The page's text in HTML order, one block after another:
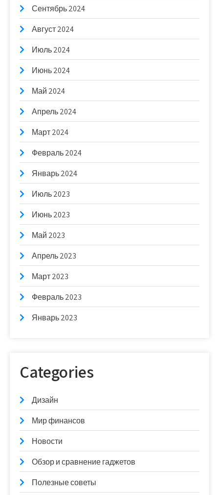
Сентябрь 2024
Август 2024
Июль 2024
Июнь 2024
Май 2024
Апрель 2024
Март 2024
Февраль 2024
Январь 2024
Июль 2023
Июнь 2023
Май 2023
Апрель 2023
Март 2023
Февраль 2023
Январь 2023
Categories
Дизайн
Мир финансов
Новости
Обзор и сравнение гаджетов
Полезные советы